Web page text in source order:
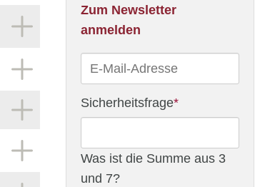
Zum Newsletter
anmelden
E-
Mail-
Adresse
Pflichtfeld
Sicherheitsfrage*
Was ist die Summe aus 3
und 7?